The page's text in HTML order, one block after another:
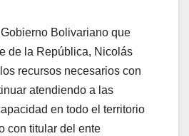
Bolivariano que
de la República, Nicolás
recursos necesarios con
atendiendo a las
en todo el territorio
con titular del ente